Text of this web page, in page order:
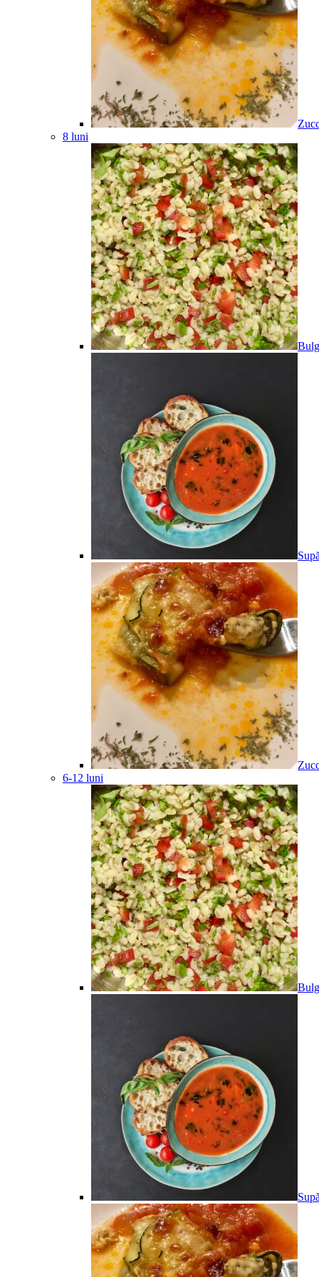
8 luni
6-12 luni